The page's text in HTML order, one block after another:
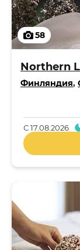
58
Northern
Финляндия,
С17.08.2026